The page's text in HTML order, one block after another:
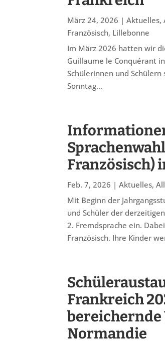
März 24, 2026 |Aktuelles,
Französisch, Lillebonne
Im März 2026 hatten wir
Guillaume le Conquérant
Schülerinnen und
Sonntag...
Französisch)
Feb. 7, 2026 |Aktuelles,
Mit Beginn der
und Schüler der
2. Fremdsprache ein.
Französisch. Ihre Kinder
Frankreich
bereichernde
Normandie